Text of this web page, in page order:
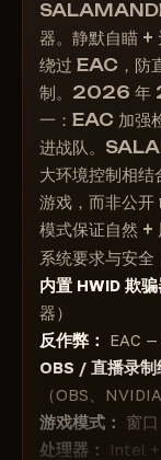
• 平滑度 —
• 身体自瞄
└─ 头部（
└─ 颈部（
└─ 胸部（
└─ 骨盆（
🔫 无后坐力
• 无后坐力
• Y 值 — 手
• 散布 — 子
• 玩家名称
• 距离 — 到
• 武器 — 敌
• 睡眠者 —
• 可见性检
• 防直播 —
🗺️ 2D 雷达
• 启用 2D
• 战斗模式
• 雷达尺寸
└─ X 轴尺
└─ Y 轴尺
• 战利品距
• Spider（
•
永久封禁）
•
• No
• 玩家相机
• FOV 尺
• 缩放距离
• 调试相机
• 换弹指示
• 快速复合
• 100%
• 玩家库存
• 移除图层
• 移除建筑
• 移除水 —
器。静默自瞄
绕过 EAC，防
制。2026 年 2
一：EAC 加强
进战队。
大环境控制相结
游戏，而非公
模式保证自然 +
系统要求与安全
内置 HWID 欺骗
器）
反作弊：
EAC
OBS / 直播录制
（OBS、
游戏模式：
窗
处理器：
Intel